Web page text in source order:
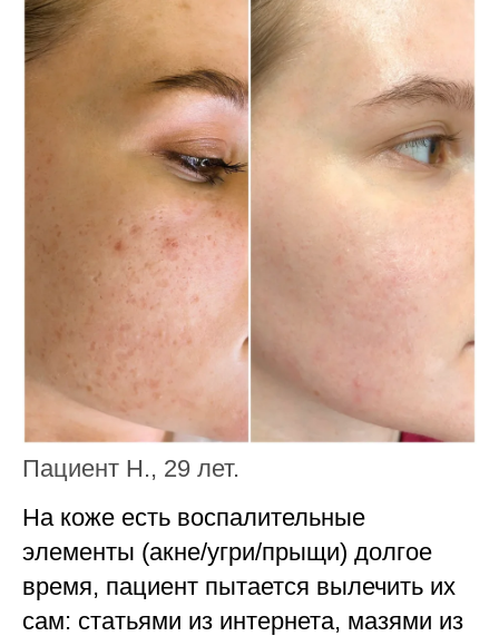
Пациент Н., 29 лет.
На коже есть воспалительные
элементы (акне/угри/прыщи) долгое
время, пациент пытается вылечить их
сам: статьями из интернета, мазями из